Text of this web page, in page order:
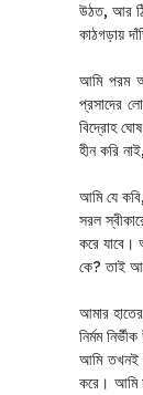
উঠত, আর
কাঠগড়ায়
আমি পরম
প্রসাদের
বিদ্রোহ
হীন করি
আমি যে
সরল
করে যাবে।
কে? তাই
আমার
নির্মম
আমি তখনই
করে। আমি